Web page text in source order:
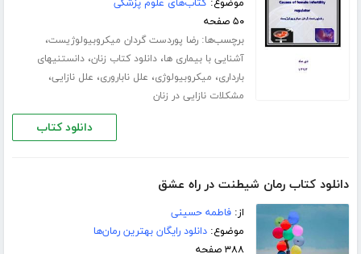
موضوع:کتاب‌های علوم پزشکی
۵۰ صفحه
برچسب‌ها:رضا پوردست گردان میکروبیولوژیست،
آشنایی با بیماری ها،دانلود کتاب زنان،دانستنیهای
بارداری، میکروبیولوژی، علل ناباروری، علل نازایی،
مشکلات نازایی در زنان
دانلود کتاب
دانلود کتاب رمان شیطنت در راه عشق
از:فاطمه حسینی
موضوع:دانلود رایگان بهترین رمان‌ها
۳۸۸ صفحه